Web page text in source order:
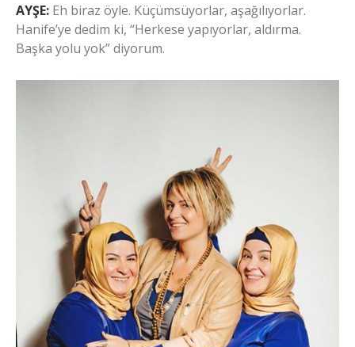
AYŞE: Eh biraz öyle. Küçümsüyorlar, aşağılıyorlar.
Hanife’ye dedim ki, “Herkese yapıyorlar, aldırma.
Başka yolu yok” diyorum.